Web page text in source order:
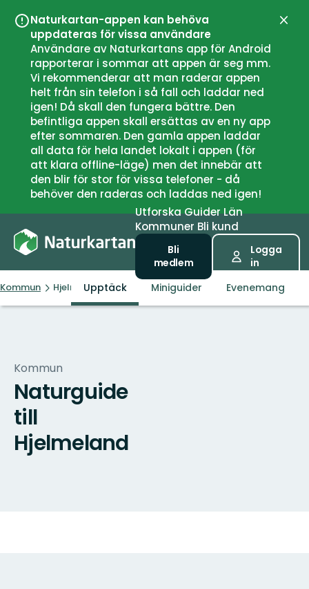
Naturkartan-appen kan behöva
uppdateras för vissa användare
Användare av Naturkartans app för Android
rapporterar i sommar att appen är seg mm.
Vi rekommenderar att man raderar appen
helt från sin telefon i så fall och laddar ned
igen! Då skall den fungera bättre. Den
befintliga appen skall ersättas av en ny app
efter sommaren. Den gamla appen laddar
all data för hela landet lokalt i appen (för
att klara offline-läge) men det innebär att
den blir för stor för vissa telefoner - då
behöver den raderas och laddas ned igen!
UtforskaGuiderLän
Kommuner Bli kund
Bli
medlem
Logga
in
Kommun HjelmelandUpptäck Miniguider Evenemang
Kommun
Naturguide
till
Hjelmeland